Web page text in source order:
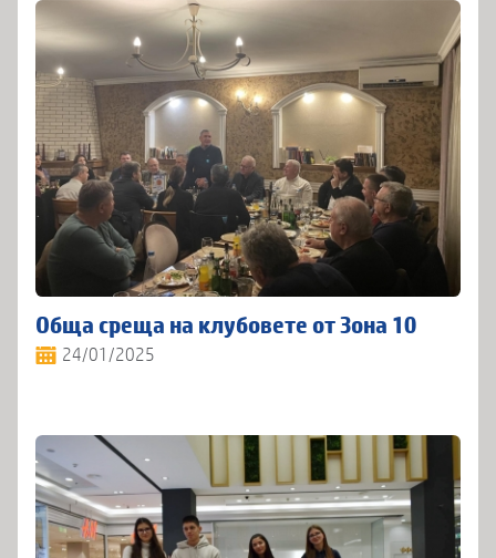
Обща среща на клубовете от Зона 10
24/01/2025